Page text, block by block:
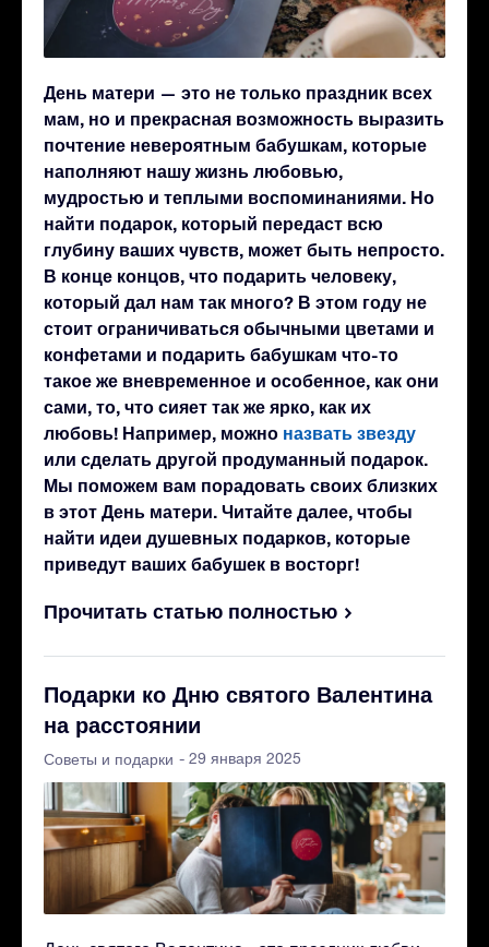
День матери — это не только праздник всех
мам, но и прекрасная возможность выразить
почтение невероятным бабушкам, которые
наполняют нашу жизнь любовью,
мудростью и теплыми воспоминаниями. Но
найти подарок, который передаст всю
глубину ваших чувств, может быть непросто.
В конце концов, что подарить человеку,
который дал нам так много? В этом году не
стоит ограничиваться обычными цветами и
конфетами и подарить бабушкам что-то
такое же вневременное и особенное, как они
сами, то, что сияет так же ярко, как их
любовь! Например, можно назвать звезду
или сделать другой продуманный подарок.
Мы поможем вам порадовать своих близких
в этот День матери. Читайте далее, чтобы
найти идеи душевных подарков, которые
приведут ваших бабушек в восторг!
Прочитать статью полностью
Подарки ко Дню святого Валентина
на расстоянии
Советы и подарки - 29 января 2025